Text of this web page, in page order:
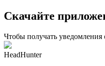
Скачайте
Чтобы получать
HeadHunter